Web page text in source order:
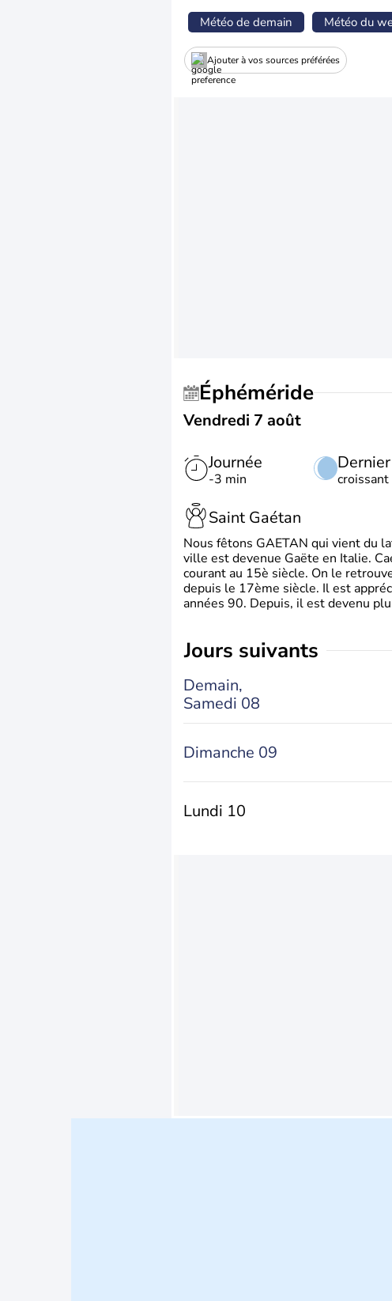
Météo de demain Météo du
Ajouter à vos sources préférées
Éphéméride
Vendredi 7 août
Journée
-3 min
Dernier
croissant
Saint Gaétan
Nous fêtons GAETAN qui vient du
ville est devenue Gaëte en Italie.
courant au 15è siècle. On le
depuis le 17ème siècle. Il est
années 90. Depuis, il est devenu
jours suivants
Demain,
Samedi 08
Dimanche 09
Lundi 10